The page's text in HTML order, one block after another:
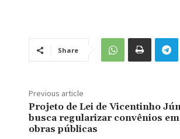
Share
Previous article
Projeto de Lei de Vicentinho
busca regularizar convênios em
obras públicas